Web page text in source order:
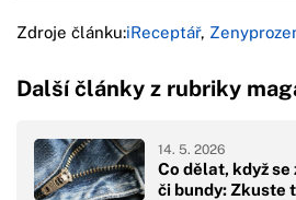
Zdroje článku:iReceptář,
Další články z rubriky
Co dělat, když
či bundy: Zkuste
14. 5. 2026